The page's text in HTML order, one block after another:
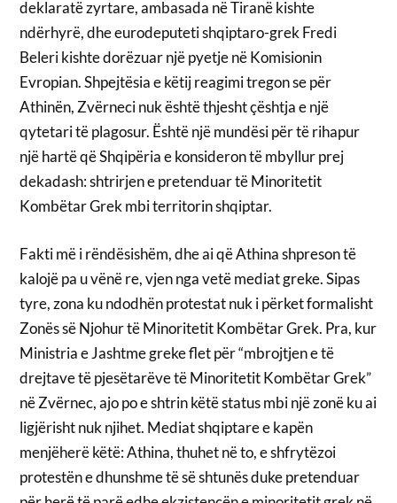
deklaratë zyrtare, ambasada në Tiranë kishte
ndërhyrë, dhe eurodeputeti shqiptaro-grek Fredi
Beleri kishte dorëzuar një pyetje në Komisionin
Evropian. Shpejtësia e këtij reagimi tregon se për
Athinën, Zvërneci nuk është thjesht çështja e një
qytetari të plagosur. Është një mundësi për të rihapur
një hartë që Shqipëria e konsideron të mbyllur prej
dekadash: shtrirjen e pretenduar të Minoritetit
Kombëtar Grek mbi territorin shqiptar.
Fakti më i rëndësishëm, dhe ai që Athina shpreson të
kalojë pa u vënë re, vjen nga vetë mediat greke. Sipas
tyre, zona ku ndodhën protestat nuk i përket formalisht
Zonës së Njohur të Minoritetit Kombëtar Grek. Pra, kur
Ministria e Jashtme greke flet për “mbrojtjen e të
drejtave të pjesëtarëve të Minoritetit Kombëtar Grek”
në Zvërnec, ajo po e shtrin këtë status mbi një zonë ku ai
ligjërisht nuk njihet. Mediat shqiptare e kapën
menjëherë këtë: Athina, thuhet në to, e shfrytëzoi
protestën e dhunshme të së shtunës duke pretenduar